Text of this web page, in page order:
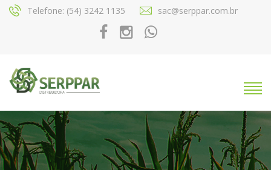
Telefone: (54) 3242 1135 sac@serppar.com.br